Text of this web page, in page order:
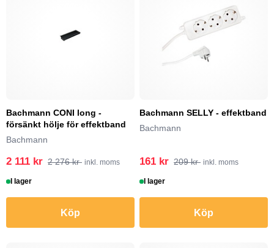
Bachmann CONI long -
försänkt hölje för effektband
Bachmann
2 111 kr 2 276 kr inkl. moms
I lager
Köp
Bachmann SELLY - effektband
Bachmann
161 kr 209 kr inkl. moms
I lager
Köp